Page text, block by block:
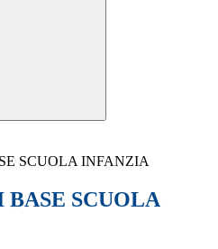
SCUOLA INFANZIA
SCUOLA